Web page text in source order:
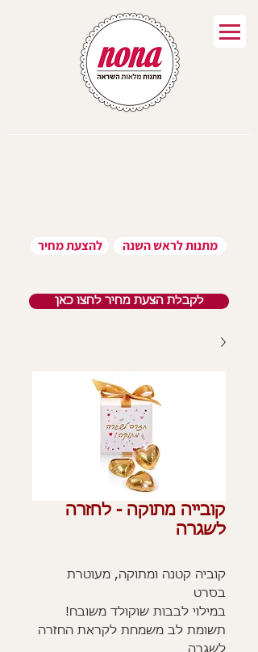
להצעת מחיר מתנות לראש השנה
לקבלת הצעת מחיר לחצו כאן
קובייה מתוקה - לחזרה
לשגרה
קוביה קטנה ומתוקה, מעוטרת
בסרט
במילוי לבבות שוקולד משובח!
תשומת לב משמחת לקראת החזרה
לשגרה